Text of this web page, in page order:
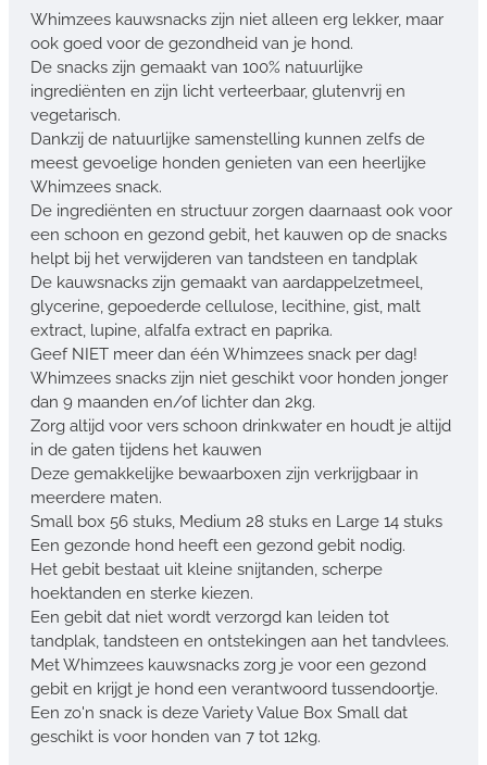
Whimzees kauwsnacks zijn niet alleen erg lekker, maar
ook goed voor de gezondheid van je hond.
De snacks zijn gemaakt van 100% natuurlijke
ingrediënten en zijn licht verteerbaar, glutenvrij en
vegetarisch.
Dankzij de natuurlijke samenstelling kunnen zelfs de
meest gevoelige honden genieten van een heerlijke
Whimzees snack.
De ingrediënten en structuur zorgen daarnaast ook voor
een schoon en gezond gebit, het kauwen op de snacks
helpt bij het verwijderen van tandsteen en tandplak
De kauwsnacks zijn gemaakt van aardappelzetmeel,
glycerine, gepoederde cellulose, lecithine, gist, malt
extract, lupine, alfalfa extract en paprika.
Geef NIET meer dan één Whimzees snack per dag!
Whimzees snacks zijn niet geschikt voor honden jonger
dan 9 maanden en/of lichter dan 2kg.
Zorg altijd voor vers schoon drinkwater en houdt je altijd
in de gaten tijdens het kauwen
Deze gemakkelijke bewaarboxen zijn verkrijgbaar in
meerdere maten.
Small box 56 stuks, Medium 28 stuks en Large 14 stuks
Een gezonde hond heeft een gezond gebit nodig.
Het gebit bestaat uit kleine snijtanden, scherpe
hoektanden en sterke kiezen.
Een gebit dat niet wordt verzorgd kan leiden tot
tandplak, tandsteen en ontstekingen aan het tandvlees.
Met Whimzees kauwsnacks zorg je voor een gezond
gebit en krijgt je hond een verantwoord tussendoortje.
Een zo'n snack is deze Variety Value Box Small dat
geschikt is voor honden van 7 tot 12kg.